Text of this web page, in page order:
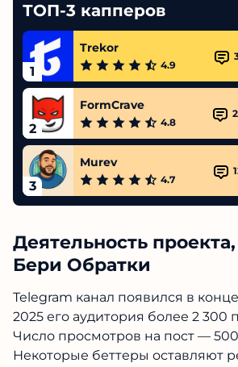
ТОП-3 капперов
1
Trekor
4.9
2
FormCrave
4.8
3
Murev
4.7
Деятельность
Бери Обратки
Telegram канал появился в
2025 его аудитория более 2 300
Число просмотров на пост —
Некоторые беттеры оставляют